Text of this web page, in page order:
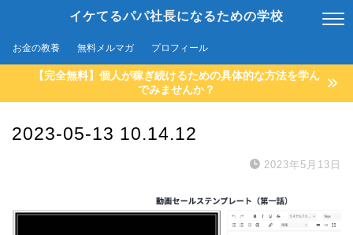
イケてるパパ社長になるための学校
お金の教養 無料メルマガ プロフィール
【完全無料】個人が稼ぎ続けるための具体的な方法を学ん
でみませんか？
2023-05-13 10.14.12
2023年5月13日